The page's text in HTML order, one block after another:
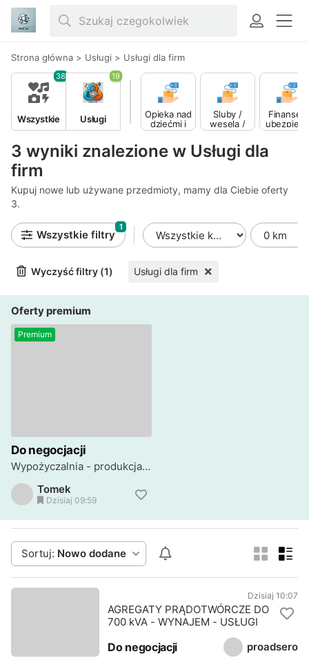
Strona główna > Usługi > Usługi dla firm
3 wyniki znalezione w Usługi dla
firm
Kupuj nowe lub używane przedmioty, mamy dla Ciebie oferty
3.
Wszystkie
38
Usługi
19
Opieka nad
dziećmi i
nianie
Śluby /
wesela /
przyjęcia
Finanse i
ubezpiecz
enia
Wszystkie filtry
1
Wyczyść filtry (1) Usługi dla firm
Oferty premium
Tomek
Dzisiaj 09:59
Premium
Do negocjacji
Wypożyczalnia - produkcja przyczep gastronomicznych
Sortuj: Nowo dodane
proadsero
Dzisiaj 10:07
AGREGATY PRĄDOTWÓRCZE DO
700 kVA - WYNAJEM - USŁUGI
Do negocjacji